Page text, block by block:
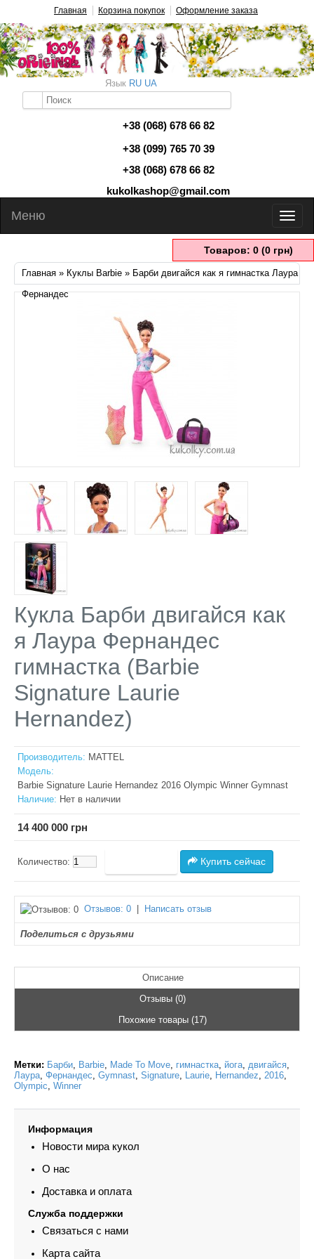
Главная Корзина покупок Оформление заказа
Язык RU UA
Товаров: 0 (0 грн)
+38 (068) 678 66 82
+38 (099) 765 70 39
+38 (068) 678 66 82
kukolkashop@gmail.com
Меню
Главная » Куклы Barbie » Барби двигайся как я гимнастка Лаура
Фернандес
Кукла Барби двигайся как
я Лаура Фернандес
гимнастка (Barbie
Signature Laurie
Hernandez)
Производитель: MATTEL
Модель:
Barbie Signature Laurie Hernandez 2016 Olympic Winner Gymnast
Наличие: Нет в наличии
14 400 000 грн
Количество: Купить сейчас
Отзывов: 0 Написать отзыв
Поделиться с друзьями
Описание
Отзывы (0)
Похожие товары (17)
Метки: Барби Barbie Made To Move гимнастка йога двигайся
Лаура Фернандес Gymnast Signature Laurie Hernandez 2016
Olympic Winner
Информация
Новости мира кукол
О нас
Доставка и оплата
Служба поддержки
Связаться с нами
Карта сайта